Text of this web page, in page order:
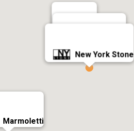
Marmoletti
New York Stone